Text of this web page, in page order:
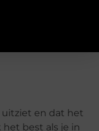
uitziet en dat het
het best als je in